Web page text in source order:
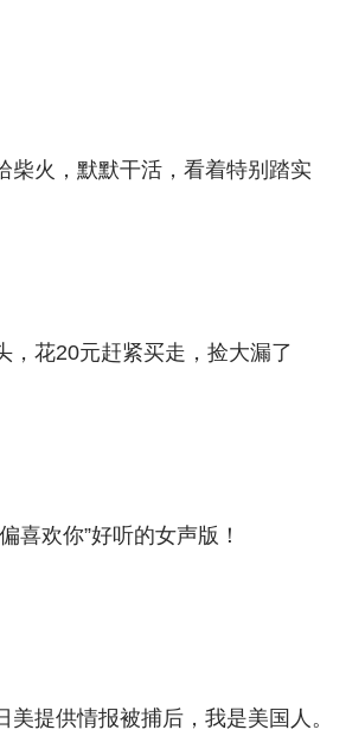
柴火，默默干活，看着特别踏实
，花20元赶紧买走，捡大漏了
喜欢你”好听的女声版！
提供情报被捕后，我是美国人。